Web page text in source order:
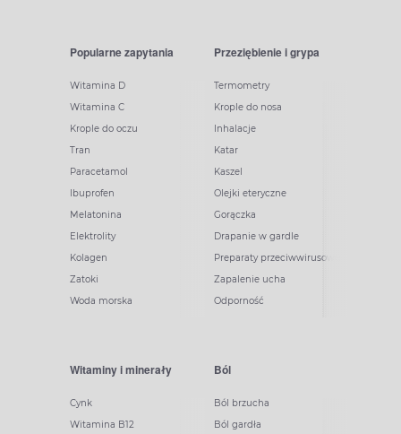
Popularne zapytania
Witamina D
Witamina C
Krople do oczu
Tran
Paracetamol
Ibuprofen
Melatonina
Elektrolity
Kolagen
Zatoki
Woda morska
Przeziębienie i grypa
Termometry
Krople do nosa
Inhalacje
Katar
Kaszel
Olejki eteryczne
Gorączka
Drapanie w gardle
Preparaty przeciwwirusowe
Zapalenie ucha
Odporność
Witaminy i minerały
Cynk
Witamina B12
Ból
Ból brzucha
Ból gardła